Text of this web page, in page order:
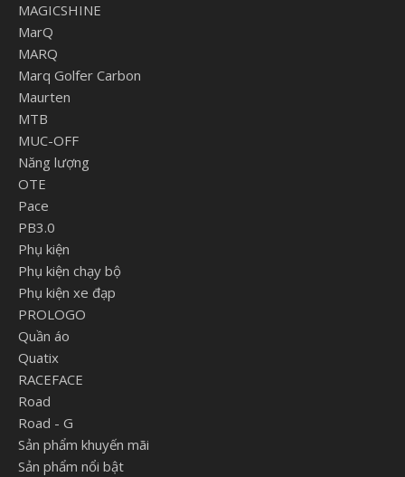
MAGICSHINE
MarQ
MARQ
Marq Golfer Carbon
Maurten
MTB
MUC-OFF
Năng lượng
OTE
Pace
PB3.0
Phụ kiện
Phụ kiện chạy bộ
Phụ kiện xe đạp
PROLOGO
Quần áo
Quatix
RACEFACE
Road
Road - G
Sản phẩm khuyến mãi
Sản phẩm nổi bật